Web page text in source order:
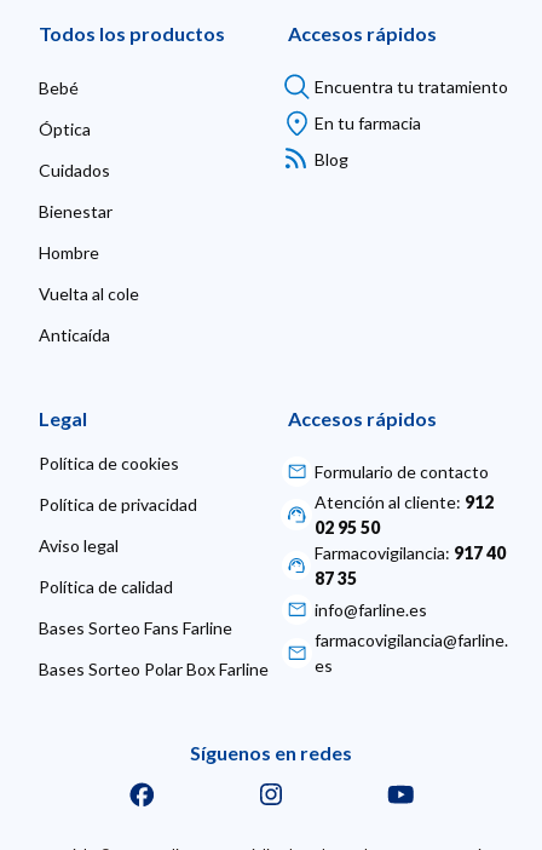
Todos los productos
Bebé
Óptica
Cuidados
Bienestar
Hombre
Vuelta al cole
Anticaída
Accesos rápidos
Encuentra tu tratamiento
En tu farmacia
Blog
Legal
Política de cookies
Política de privacidad
Aviso legal
Política de calidad
Bases Sorteo Fans Farline
Bases Sorteo Polar Box Farline
Síguenos en redes
Accesos rápidos
Formulario de contacto
Atención al cliente: 912
02 95 50
Farmacovigilancia: 917 40
87 35
info@farline.es
farmacovigilancia@farline.
es